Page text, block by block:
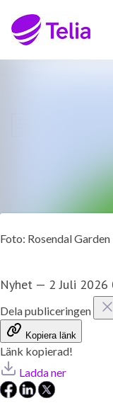
Foto: Rosendal
Nyhet — 2 Juli 2026
Dela publiceringen
Kopiera länk
Länk kopierad!
Ladda ner